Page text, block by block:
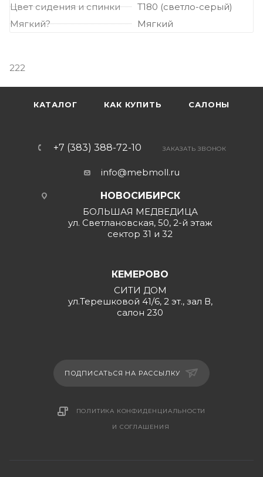
Цвет сидения и спинки
Т180 (светло-серый)
Мягкий?
Мягкий
222
КАТАЛОГ КАК КУПИТЬ САЛОНЫ
+7 (383) 388-72-10 ЗАКАЗАТЬ ЗВОНОК
info@mebmoll.ru
НОВОСИБИРСК
БОЛЬШАЯ МЕДВЕДИЦА
ул. Светлановская, 50, 2-й этаж
сектор 31 и 32
КЕМЕРОВО
СИТИ ДОМ
ул.Терешковой 41/6, 2 эт., зал В,
салон 230
ПОДПИСАТЬСЯ НА РАССЫЛКУ
ПОЛИТИКА КОНФИДЕНЦИАЛЬНОСТИ
И СОГЛАШЕНИЯ